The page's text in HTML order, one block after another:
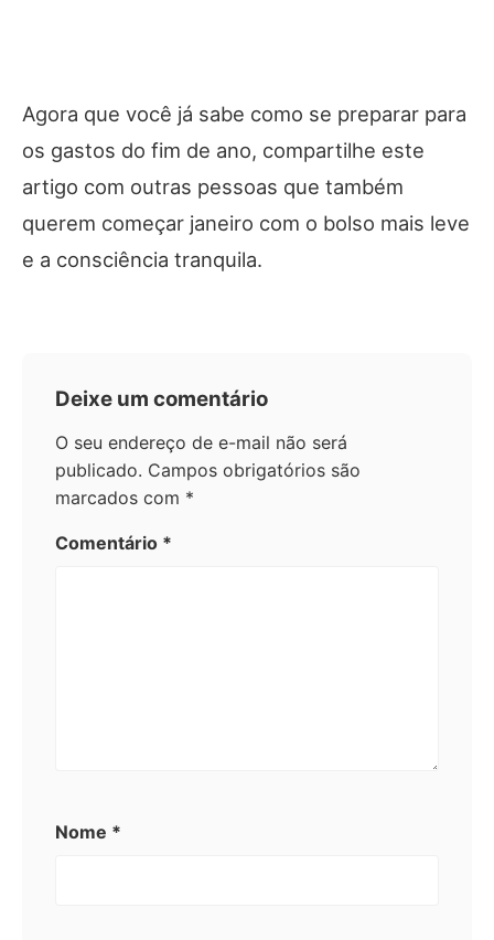
Agora que você já sabe como se preparar para
os gastos do fim de ano, compartilhe este
artigo com outras pessoas que também
querem começar janeiro com o bolso mais leve
e a consciência tranquila.
Deixe um comentário
O seu endereço de e-mail não será
publicado. Campos obrigatórios são
marcados com *
Comentário *
Nome *